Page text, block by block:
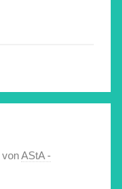
vonAStA -